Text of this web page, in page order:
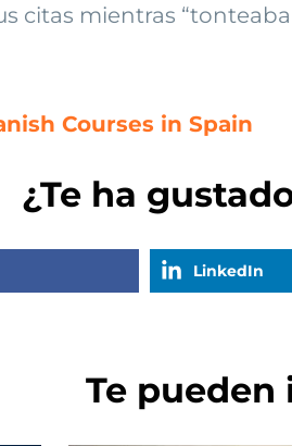
citas mientras
Courses in Spain
¿Te ha
LinkedIn
Te pueden